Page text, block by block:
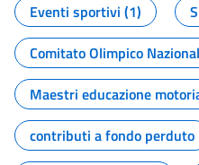
Eventi sportivi (1)
Comitato Olimpico
Maestri educazione
contributi a fondo perduto